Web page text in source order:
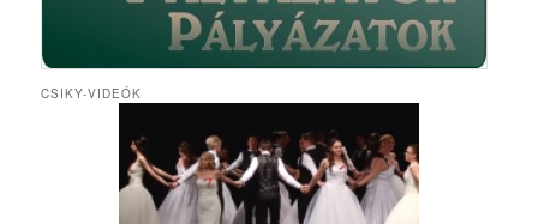
CSIKY-VIDEÓK